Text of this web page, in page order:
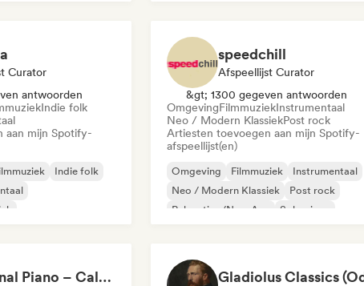
Curator
antwoorden
Indie folk
aan mijn Spotify-
Indie folk
speedchill
Afspeellijst Curator
&gt; 1300 gegeven antwoorden
OmgevingFilmmuziekInstrumentaal
Neo / Modern KlassiekPost rock
Artiesten toevoegen aan mijn Spotify-
afspeellijst(en)
Omgeving Filmmuziek
Instrumentaal
Neo / Modern Klassiek
Post rock
Relaxation/New Age
Solo piano
Emotional Piano – Calm Melodies for Focus, Read & Study